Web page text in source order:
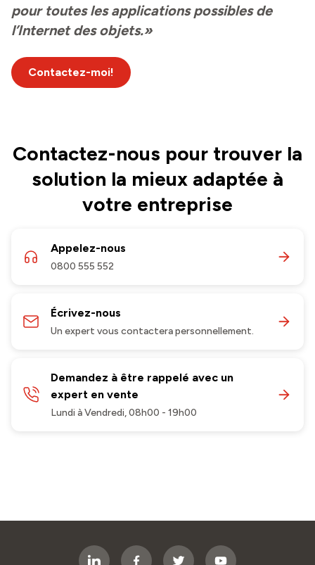
pour toutes les applications possibles de
l’Internet des objets.»
Contactez-moi!
Contactez-nous pour trouver la
solution la mieux adaptée à
votre entreprise
Appelez-nous
0800 555 552
Écrivez-nous
Un expert vous contactera personnellement.
Demandez à être rappelé avec un
expert en vente
Lundi à Vendredi, 08h00 - 19h00